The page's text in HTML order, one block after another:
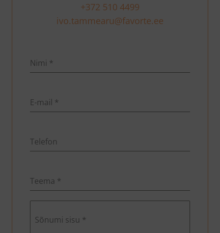
+372 510 4499
ivo.tammearu@favorte.ee
Nimi *
E-mail *
Telefon
Teema *
Sõnumi sisu *